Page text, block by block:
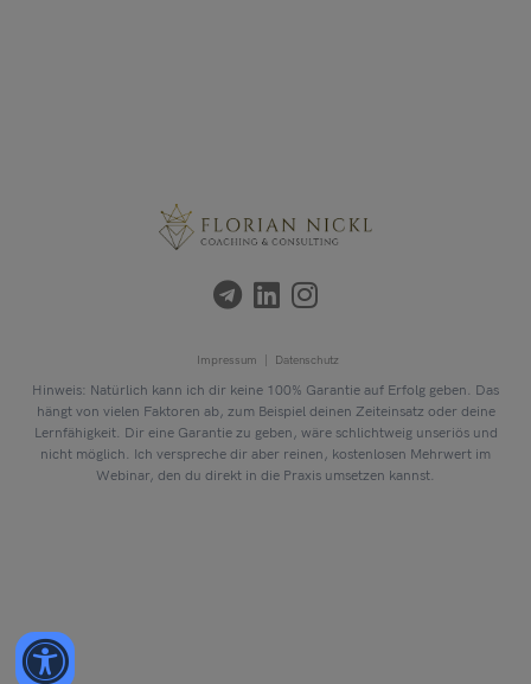
Impressum | Datenschutz
Hinweis: Natürlich kann ich dir keine 100% Garantie auf Erfolg geben. Das
hängt von vielen Faktoren ab, zum Beispiel deinen Zeiteinsatz oder deine
Lernfähigkeit. Dir eine Garantie zu geben, wäre schlichtweig unseriös und
nicht möglich. Ich verspreche dir aber reinen, kostenlosen Mehrwert im
Webinar, den du direkt in die Praxis umsetzen kannst.